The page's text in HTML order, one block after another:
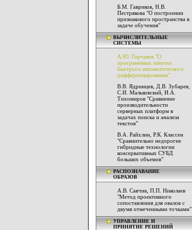
Б.М. Гавриков, Н.В.
Пестрякова "О построении
признакового пространства в
задаче обучения"
ВЫЧИСЛИТЕЛЬНЫЕ
СИСТЕМЫ
А.Ю. Горчаков "О
программных пакетах
быстрого автоматического
дифференцирования"
В.В. Ядринцев, Д.В. Зубарев,
С.И. Мальковский, И.А.
Тихомиров "Сравнение
производительности
серверных платформ в
задачах поиска и анализа
текстов"
В.А. Райхлин, Р.К. Классен
"Сравнительно недорогие
гибридные технологии
консервативных СУБД
больших объемов"
РАСПОЗНАВАНИЕ
ОБРАЗОВ
А.В. Савчик, П.П. Николаев
"Метод проективного
сопоставления для овалов с
двумя отмеченными точками"
УПРАВЛЕНИЕ И
ПРИНЯТИЕ РЕШЕНИЙ